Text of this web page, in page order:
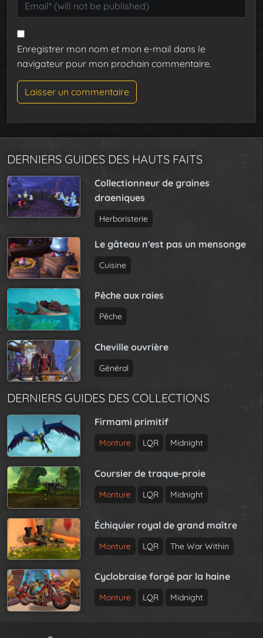
Enregistrer mon nom et mon e-mail dans le
navigateur pour mon prochain commentaire.
DERNIERS GUIDES DES HAUTS FAITS
Collectionneur de graines
draeniques
Herboristerie
Le gâteau n'est pas un mensonge
Cuisine
Pêche aux raies
Pêche
Cheville ouvrière
Général
DERNIERS GUIDES DES COLLECTIONS
Firmami primitif
Monture LQR Midnight
Coursier de traque-proie
Monture LQR Midnight
Échiquier royal de grand maître
Monture LQR The War Within
Cyclobraise forgé par la haine
Monture LQR Midnight